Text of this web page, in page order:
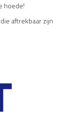
hoede!
aftrekbaar zijn